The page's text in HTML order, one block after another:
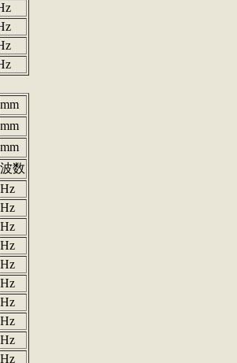
mm
mm
mm
数
Hz
Hz
Hz
Hz
Hz
Hz
Hz
Hz
Hz
Hz